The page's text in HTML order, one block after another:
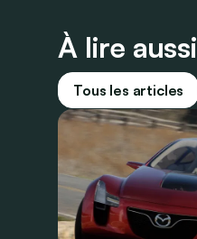
À lire aussi
Tous les articles